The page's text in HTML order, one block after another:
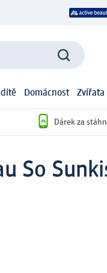
dítě Domácnost Zvířata
Dárek za
So